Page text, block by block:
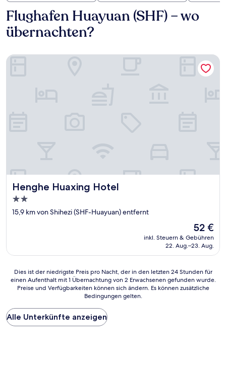
Flughafen Huayuan (SHF) – wo
übernachten?
Henghe Huaxing Hotel
Henghe Huaxing Hotel
2.0-
Sterne-
15,9 km von Shihezi (SHF-Huayuan) entfernt
Der
Preis
beträgt
52 €
inkl. Steuern & Gebühren
22. Aug.–23. Aug.
Henghe Huaxing Hotel
Dies
ist
Preis
pro
Nacht,
Dies ist der niedrigste Preis pro Nacht, der in den letzten 24 Stunden für
einen Aufenthalt mit 1 Übernachtung von 2 Erwachsenen gefunden wurde.
Preise und Verfügbarkeiten können sich ändern. Es können zusätzliche
Bedingungen gelten.
Alle Unterkünfte anzeigen